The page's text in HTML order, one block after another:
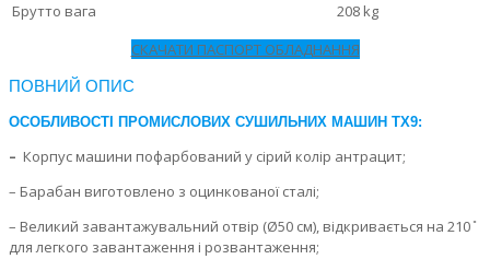
Брутто вага
208 kg
СКАЧАТИ ПАСПОРТ ОБЛАДНАННЯ
ПОВНИЙ ОПИС
ОСОБЛИВОСТІ ПРОМИСЛОВИХ СУШИЛЬНИХ МАШИН ТХ9:
– Корпус машини пофарбований у сірий колір антрацит;
– Барабан виготовлено з оцинкованої сталі;
– Великий завантажувальний отвір (Ø50 см), відкривається на 210 ̊
для легкого завантаження і розвантаження;